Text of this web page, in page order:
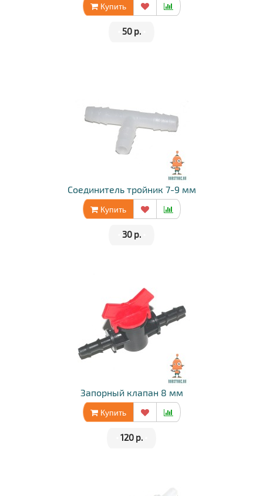
Купить
50 р.
Соединитель тройник 7-9 мм
Купить
30 р.
Запорный клапан 8 мм
Купить
120 р.